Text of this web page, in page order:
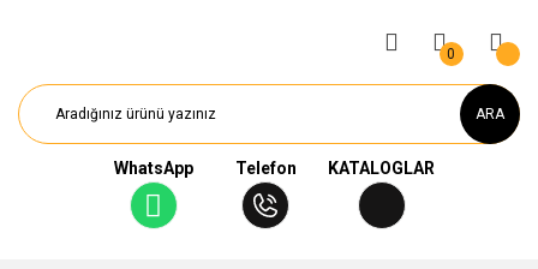
ARA
WhatsApp Telefon KATALOGLAR
0